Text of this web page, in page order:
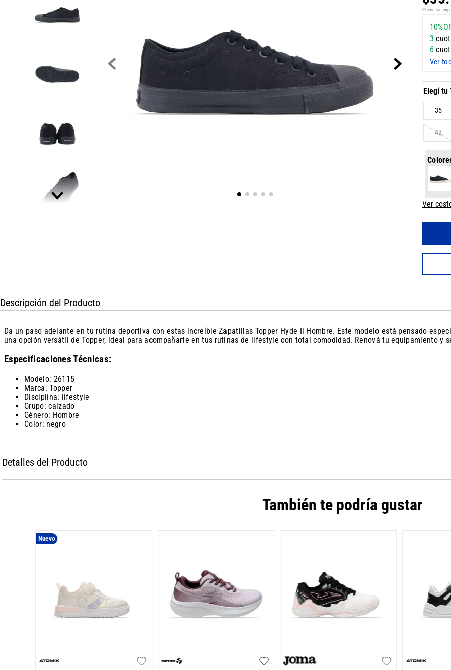
Precio sin
3
6
Ver
35
42
Ver
Descripción del Producto
Da un paso adelante en tu rutina deportiva con estas increíble Zapatillas Topper Hyde Ii Hombre. Este modelo está pensado
una opción versátil de Topper, ideal para acompañarte en tus rutinas de lifestyle con total comodidad. Renová tu equipamiento y
Especificaciones Técnicas:
Modelo: 26115
Marca: Topper
Disciplina: lifestyle
Grupo: calzado
Género: Hombre
Color: negro
Detalles del Producto
También te podría gustar
Nuevo